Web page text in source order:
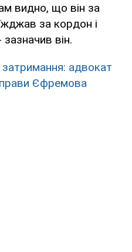
видно, що він за
за кордон і
він.
адвокат
Єфремова